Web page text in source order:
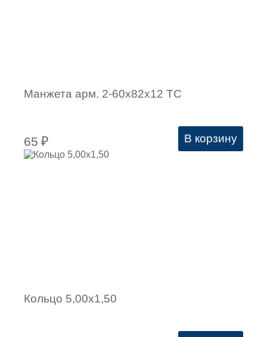
Манжета арм. 2-60х82х12 ТC
65 ₽ В корзину
Кольцо 5,00х1,50